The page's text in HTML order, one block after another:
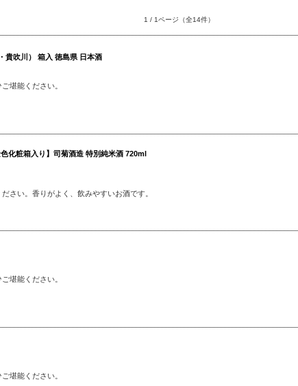
1 / 1ページ （全14件）
貴吹川） 箱入 徳島県 日本酒
堪能ください。
化粧箱入り】司菊酒造 特別純米酒 720ml
さい。香りがよく、飲みやすいお酒です。
堪能ください。
堪能ください。